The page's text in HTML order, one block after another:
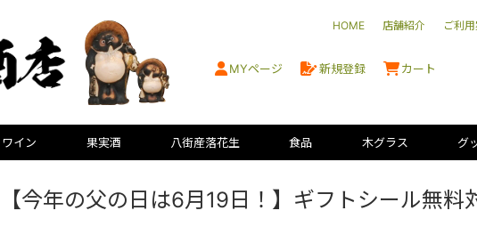
HOME 店舗紹介 ご利
MYページ 新規登録 カート
ワイン 果実酒 八街産落花生 食品 木グラス グ
【今年の父の日は6月19日！】ギフトシール無料